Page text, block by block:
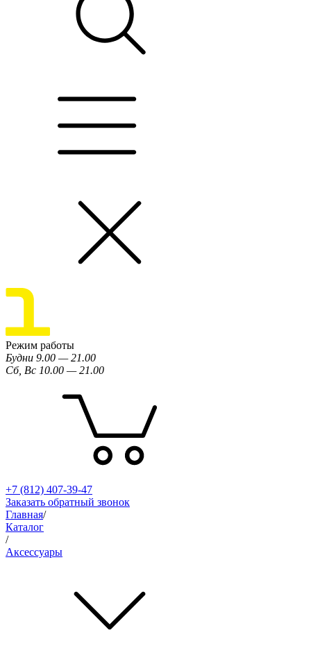
Режим работы
Будни 9.00 — 21.00
Сб, Вс 10.00 — 21.00
+7 (812) 407-39-47
Заказать обратный звонок
Главная/
Каталог
/
Аксессуары